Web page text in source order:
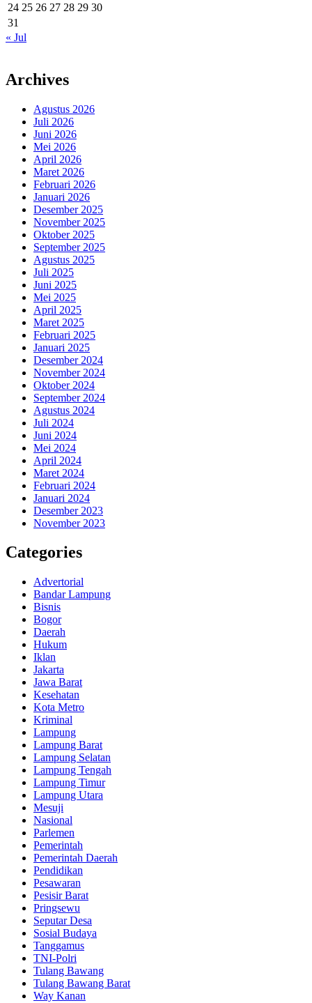
24 25 26 27 28 29 30
31
« Jul
Archives
Agustus 2026
Juli 2026
Juni 2026
Mei 2026
April 2026
Maret 2026
Februari 2026
Januari 2026
Desember 2025
November 2025
Oktober 2025
September 2025
Agustus 2025
Juli 2025
Juni 2025
Mei 2025
April 2025
Maret 2025
Februari 2025
Januari 2025
Desember 2024
November 2024
Oktober 2024
September 2024
Agustus 2024
Juli 2024
Juni 2024
Mei 2024
April 2024
Maret 2024
Februari 2024
Januari 2024
Desember 2023
November 2023
Categories
Advertorial
Bandar Lampung
Bisnis
Bogor
Daerah
Hukum
Iklan
Jakarta
Jawa Barat
Kesehatan
Kota Metro
Kriminal
Lampung
Lampung Barat
Lampung Selatan
Lampung Tengah
Lampung Timur
Lampung Utara
Mesuji
Nasional
Parlemen
Pemerintah
Pemerintah Daerah
Pendidikan
Pesawaran
Pesisir Barat
Pringsewu
Seputar Desa
Sosial Budaya
Tanggamus
TNI-Polri
Tulang Bawang
Tulang Bawang Barat
Way Kanan